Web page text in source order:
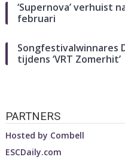
‘Supernova’ verhuist
februari
Songfestivalwinnares
tijdens ‘VRT Zomerhit’
PARTNERS
Hosted by Combell
ESCDaily.com